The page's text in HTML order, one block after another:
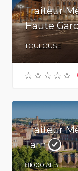
Traiteur
Haute
TOULOUSE
Traiteur
Tarn
81000ALBI